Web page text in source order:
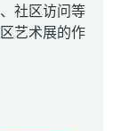
社区访问等
艺术展的作